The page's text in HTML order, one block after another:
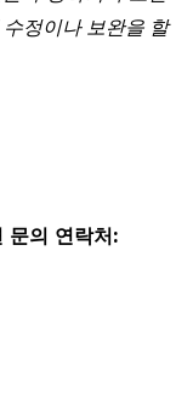
정이나 보완을 할
의 연락처: